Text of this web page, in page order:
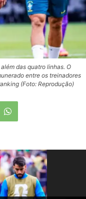
das quatro linhas. O
entre os treinadores
(Foto: Reprodução)